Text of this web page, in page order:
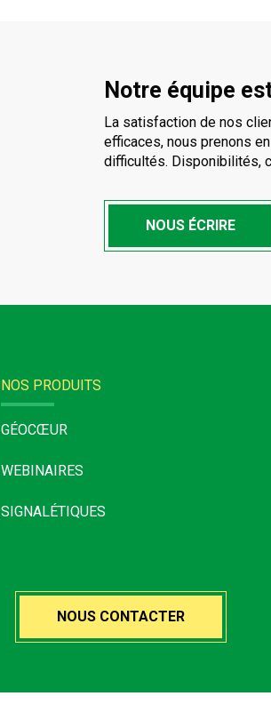
Notre équipe
La satisfaction de nos
efficaces, nous prenons
difficultés. Disponibilités,
NOUS ÉCRIRE
NOS PRODUITS
GÉOCŒUR
WEBINAIRES
SIGNALÉTIQUES
NOUS CONTACTER